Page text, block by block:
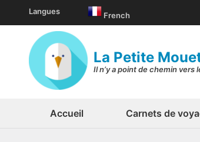
contenu
(Pressez
Entrée)
Langues French
La Petite
Il n’y a point de chemin vers
Accueil Carnets de